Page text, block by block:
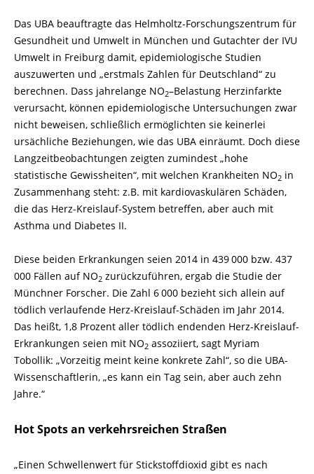
Das UBA beauftragte das Helmholtz-Forschungszentrum für
Gesundheit und Umwelt in München und Gutachter der IVU
Umwelt in Freiburg damit, epidemiologische Studien
auszuwerten und „erstmals Zahlen für Deutschland“ zu
berechnen. Dass jahrelange NO2–Belastung Herzinfarkte
verursacht, können epidemiologische Untersuchungen zwar
nicht beweisen, schließlich ermöglichten sie keinerlei
ursächliche Beziehungen, wie das UBA einräumt. Doch diese
Langzeitbeobachtungen zeigten zumindest „hohe
statistische Gewissheiten“, mit welchen Krankheiten NO2 in
Zusammenhang steht: z.B. mit kardiovaskulären Schäden,
die das Herz-Kreislauf-System betreffen, aber auch mit
Asthma und Diabetes II.
Diese beiden Erkrankungen seien 2014 in 439 000 bzw. 437
000 Fällen auf NO2 zurückzuführen, ergab die Studie der
Münchner Forscher. Die Zahl 6 000 bezieht sich allein auf
tödlich verlaufende Herz-Kreislauf-Schäden im Jahr 2014.
Das heißt, 1,8 Prozent aller tödlich endenden Herz-Kreislauf-
Erkrankungen seien mit NO2 assoziiert, sagt Myriam
Tobollik: „Vorzeitig meint keine konkrete Zahl“, so die UBA-
Wissenschaftlerin, „es kann ein Tag sein, aber auch zehn
Jahre.“
Hot Spots an verkehrsreichen Straßen
„Einen Schwellenwert für Stickstoffdioxid gibt es nach